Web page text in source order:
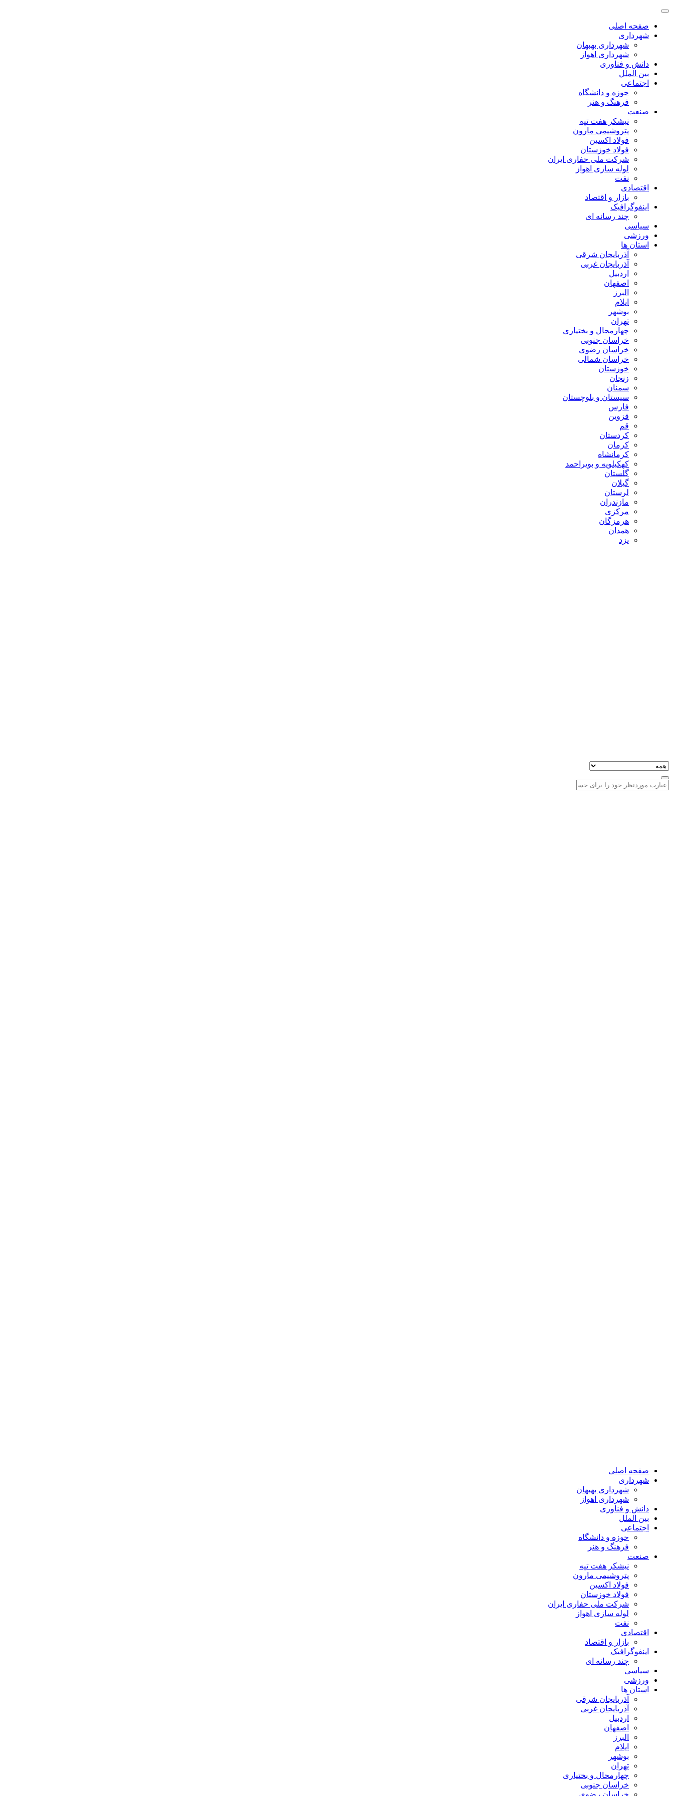
صفحه اصلی
شهرداری
شهرداری بهبهان
شهرداری اهواز
دانش و فناوری
بین الملل
اجتماعی
حوزه و دانشگاه
فرهنگ و هنر
صنعت
نیشکر هفت تپه
پتروشیمی مارون
فولاد اکسین
فولاد خوزستان
شرکت ملی حفاری ایران
لوله سازی اهواز
نفت
اقتصادی
بازار و اقتصاد
اینفوگرافیک
چند رسانه ای
سیاسی
ورزشی
استان ها
آذربایجان شرقی
آذربایجان غربی
اردبیل
اصفهان
البرز
ایلام
بوشهر
تهران
چهارمحال و بختیاری
خراسان جنوبی
خراسان رضوی
خراسان شمالی
خوزستان
زنجان
سمنان
سیستان و بلوچستان
فارس
قزوین
قم
کردستان
کرمان
کرمانشاه
کهکیلویه و بویراحمد
گلستان
گیلان
لرستان
مازندران
مرکزی
هرمزگان
همدان
یزد
صفحه اصلی
شهرداری
شهرداری بهبهان
شهرداری اهواز
دانش و فناوری
بین الملل
اجتماعی
حوزه و دانشگاه
فرهنگ و هنر
صنعت
نیشکر هفت تپه
پتروشیمی مارون
فولاد اکسین
فولاد خوزستان
شرکت ملی حفاری ایران
لوله سازی اهواز
نفت
اقتصادی
بازار و اقتصاد
اینفوگرافیک
چند رسانه ای
سیاسی
ورزشی
استان ها
آذربایجان شرقی
آذربایجان غربی
اردبیل
اصفهان
البرز
ایلام
بوشهر
تهران
چهارمحال و بختیاری
خراسان جنوبی
خراسان رضوی